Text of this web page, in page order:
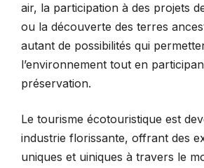
air, la participation à des projets
ou la découverte des terres
autant de possibilités qui
l’environnement tout en
préservation.
Le tourisme écotouristique est
industrie florissante, offrant des
uniques et uiniques à travers le